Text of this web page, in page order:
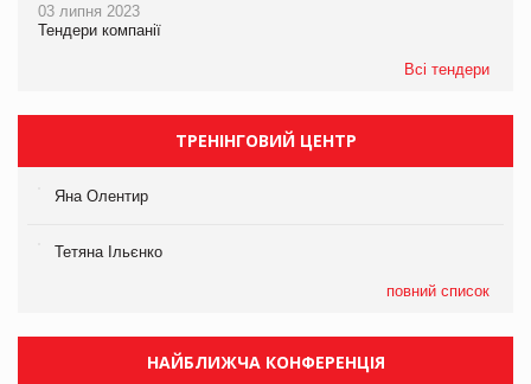
03 липня 2023
Тендери компанії
Всі тендери
ТРЕНІНГОВИЙ ЦЕНТР
Яна Олентир
Тетяна Ільєнко
повний список
НАЙБЛИЖЧА КОНФЕРЕНЦІЯ